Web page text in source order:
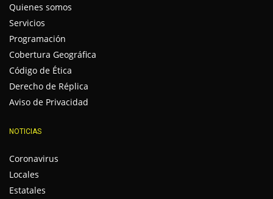
Quienes somos
Servicios
Programación
Cobertura Geográfica
Código de Ética
Derecho de Réplica
Aviso de Privacidad
NOTICIAS
Coronavirus
Locales
Estatales